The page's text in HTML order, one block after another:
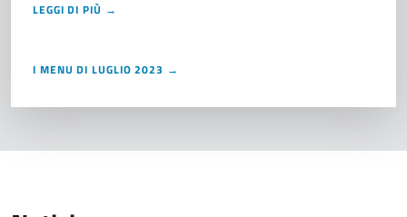
LEGGI DI PIÙ →
I MENU DI LUGLIO 2023 →